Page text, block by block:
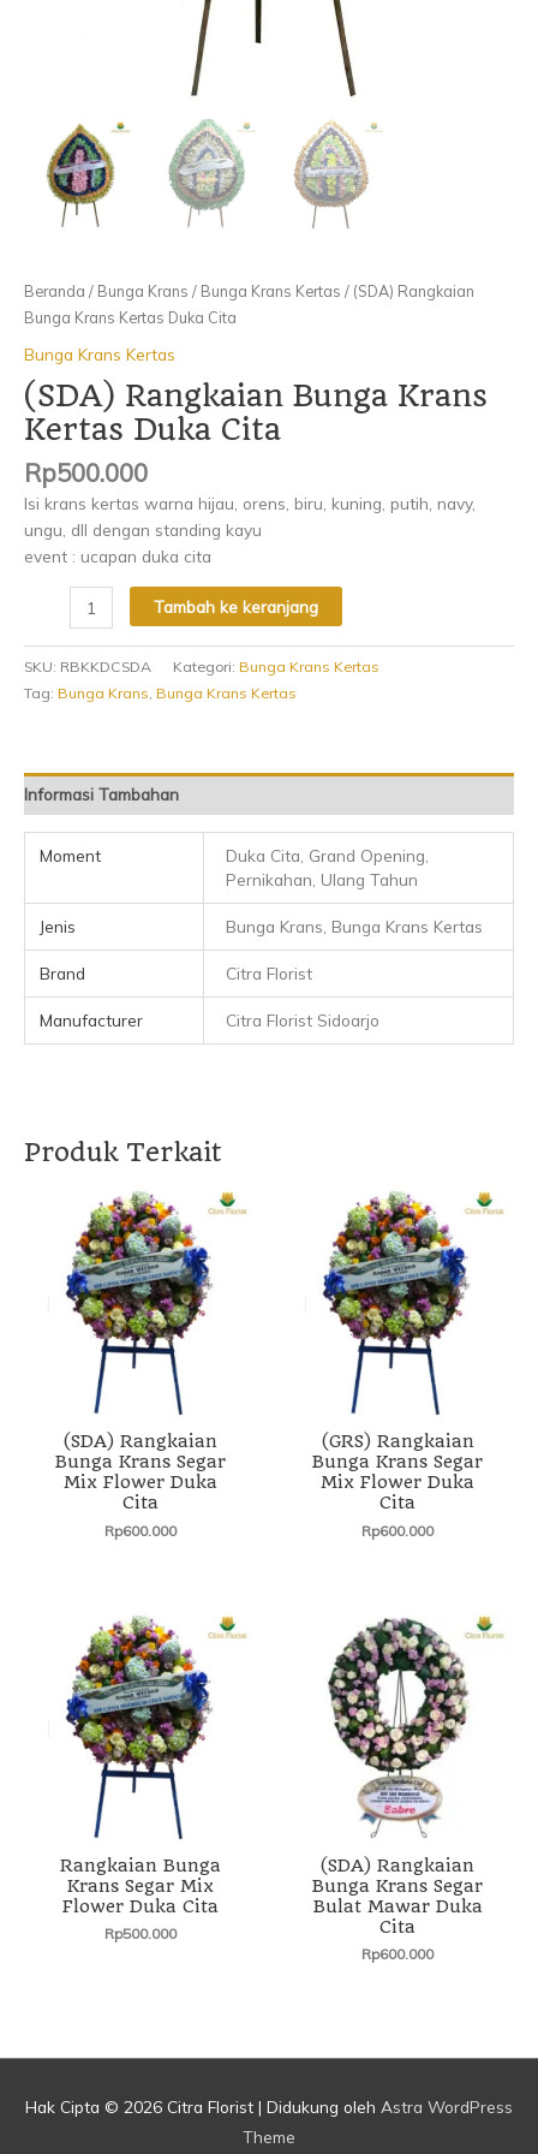
Beranda / Bunga Krans / Bunga Krans Kertas / (SDA) Rangkaian
Bunga Krans Kertas Duka Cita
Bunga Krans Kertas
(SDA) Rangkaian Bunga Krans
Kertas Duka Cita
Rp500.000
Isi krans kertas warna hijau, orens, biru, kuning, putih, navy,
ungu, dll dengan standing kayu
event : ucapan duka cita
Tambah ke keranjang
SKU: RBKKDCSDA Kategori: Bunga Krans Kertas
Tag: Bunga Krans Bunga Krans Kertas
Informasi Tambahan
Moment
Duka Cita, Grand Opening,
Pernikahan, Ulang Tahun
Jenis Bunga Krans, Bunga Krans Kertas
Brand Citra Florist
Manufacturer Citra Florist Sidoarjo
Produk Terkait
(SDA) Rangkaian
Bunga Krans Segar
Mix Flower Duka
Cita
Rp600.000
(GRS) Rangkaian
Bunga Krans Segar
Mix Flower Duka
Cita
Rp600.000
Rangkaian Bunga
Krans Segar Mix
Flower Duka Cita
Rp500.000
(SDA) Rangkaian
Bunga Krans Segar
Bulat Mawar Duka
Cita
Rp600.000
Hak Cipta © 2026 Citra Florist | Didukung oleh Astra WordPress
Theme